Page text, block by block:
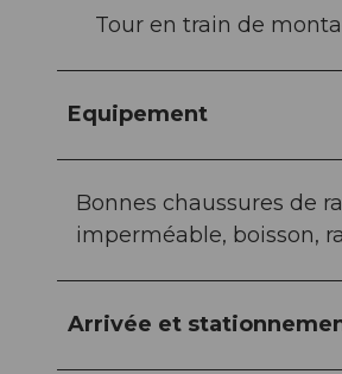
Tour en train de
Equipement
Bonnes chaussures de
imperméable, boisson,
Arrivée et